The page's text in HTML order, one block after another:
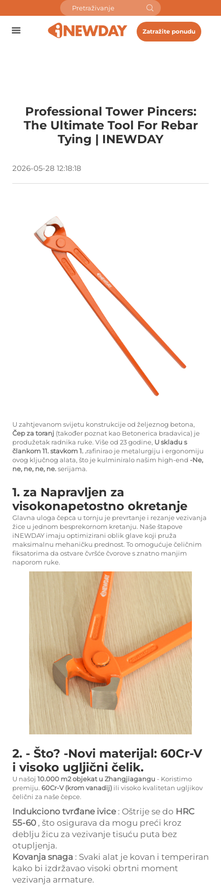
Zatražite ponudu
Professional Tower Pincers:
The Ultimate Tool For Rebar
Tying | INEWDAY
2026-05-28 12:18:18
U zahtjevanom svijetu konstrukcije od željeznog betona,
Čep za toranj (također poznat kao Betonerica bradavica) je
produžetak radnika ruke. Više od 23 godine, U skladu s
člankom 11. stavkom 1. .rafinirao je metalurgiju i ergonomiju
ovog ključnog alata, što je kulminiralo našim high-end -Ne,
ne, ne, ne, ne.serijama.
1. za Napravljen za
visokonapetostno okretanje
Glavna uloga čepca u tornju je prevrtanje i rezanje vezivanja
žice u jednom besprekornom kretanju. Naše štapove
iNEWDAY imaju optimizirani oblik glave koji pruža
maksimalnu mehaničku prednost. To omogućuje čeličnim
fiksatorima da ostvare čvršće čvorove s znatno manjim
naporom ruke.
2. - Što? -Novi materijal: 60Cr-V
i visoko ugljični čelik.
U našoj 10.000 m2 objekat u Zhangjiagangu - Koristimo
premiju. 60Cr-V (krom vanadij) ili visoko kvalitetan ugljikov
čelični za naše čepce.
Indukciono tvrđane ivice : Oštrije se do HRC
55-60 , što osigurava da mogu preći kroz
deblju žicu za vezivanje tisuću puta bez
otupljenja.
Kovanja snaga : Svaki alat je kovan i temperiran
kako bi izdržavao visoki obrtni moment
vezivanja armature.